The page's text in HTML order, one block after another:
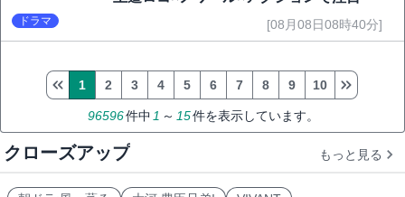
ドラマ [08月08日08時40分]
96596件中 1 ～ 15件を表示しています。
1 2 3 4 5 6 7 8 9 10
クローズアップ もっと見る